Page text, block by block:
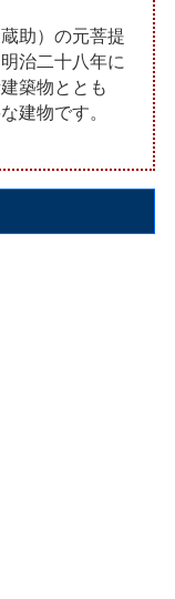
助）の元菩提
治二十八年に
築物ととも
建物です。